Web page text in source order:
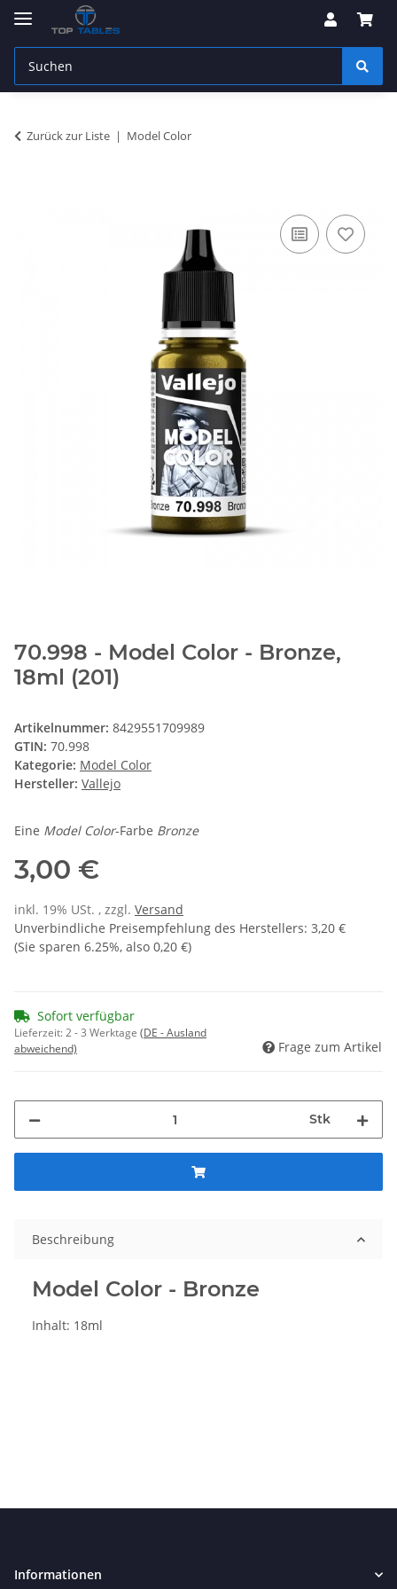
Zurück zur Liste Model Color
70.998 - Model Color - Bronze,
18ml (201)
Artikelnummer: 8429551709989
GTIN: 70.998
Kategorie: Model Color
Hersteller: Vallejo
Eine Model Color-Farbe Bronze
3,00 €
inkl. 19% USt. , zzgl. Versand
Unverbindliche Preisempfehlung des Herstellers: 3,20 €
(Sie sparen 6.25%, also 0,20 €)
Sofort verfügbar
Lieferzeit:2 - 3 Werktage (DE - Ausland
abweichend)
Frage zum Artikel
Stk
Beschreibung
Model Color - Bronze
Inhalt: 18ml
Informationen